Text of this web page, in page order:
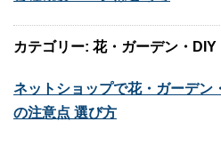
カテゴリー: 花・ガーデン・DIY
ネットショップで花・ガーデン
の注意点 選び方